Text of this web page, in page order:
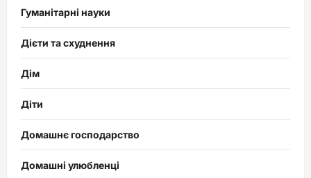
Гуманітарні науки
Дієти та схуднення
Дім
Діти
Домашнє господарство
Домашні улюбленці